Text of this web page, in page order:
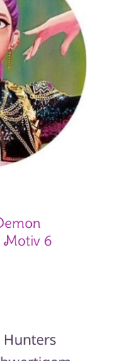
Motiv 6
Hunters